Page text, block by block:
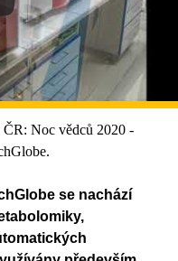
Noc vědců 2020 -
se nachází